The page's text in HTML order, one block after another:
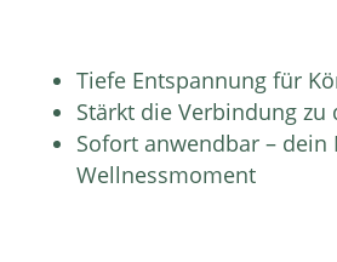
Tiefe Entspannung für
Stärkt die Verbindung zu
Sofort anwendbar – dein
Wellnessmoment